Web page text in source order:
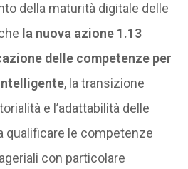
della maturità digitale delle
la nuova azione 1.13
delle competenze per
, la transizione
e l’adattabilità delle
qualificare le competenze
con particolare